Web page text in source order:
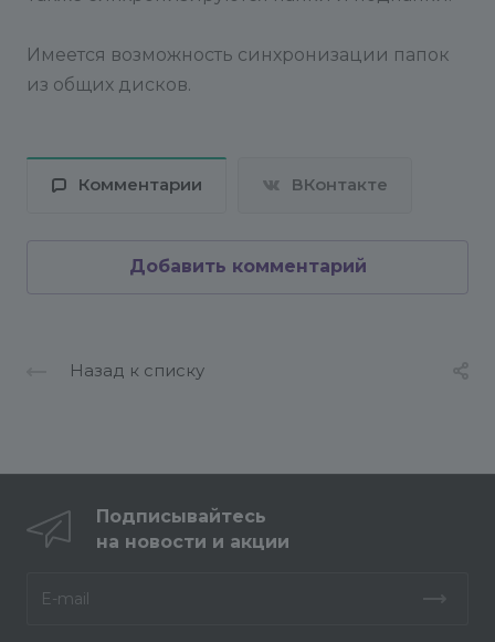
Имеется возможность синхронизации папок
из общих дисков.
Комментарии ВКонтакте
Добавить комментарий
Назад к списку
Подписывайтесь
на новости и акции